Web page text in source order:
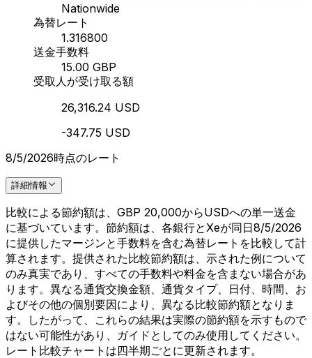
Nationwide
為替レート
1.316800
送金手数料
15.00 GBP
受取人が受け取る額
26,316.24 USD
-347.75 USD
8/5/2026時点のレート
詳細情報
比較による節約額は、GBP 20,000からUSDへの単一送金
に基づいています。節約額は、各銀行とXeが同日8/5/2026
に提供したマージンと手数料を含む為替レートを比較して計
算されます。提供された比較節約額は、示された例について
のみ真実であり、すべての手数料や料金を含まない場合があ
ります。異なる通貨交換金額、通貨タイプ、日付、時間、お
よびその他の個別要因により、異なる比較節約額となりま
す。したがって、これらの結果は実際の節約額を示すもので
はない可能性があり、ガイドとしてのみ使用してください。
レート比較チャートは四半期ごとに更新されます。